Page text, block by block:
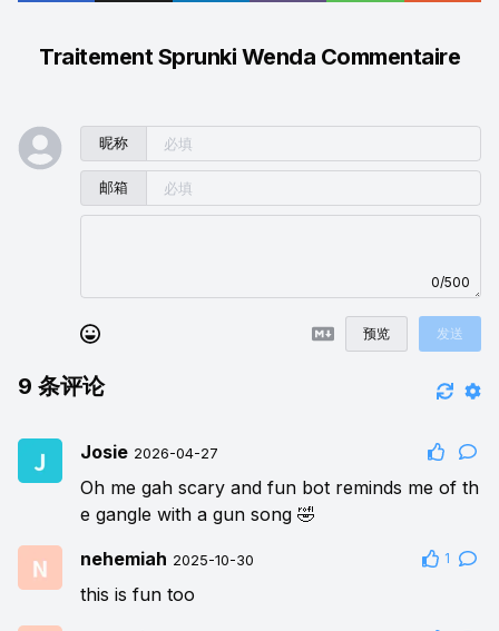
Traitement Sprunki Wenda Commentaire
昵称
邮箱
0/500
预览 发送
9 条评论
Josie 2026-04-27
Oh me gah scary and fun bot reminds me of th
e gangle with a gun song 🤣
nehemiah 2025-10-30 1
this is fun too